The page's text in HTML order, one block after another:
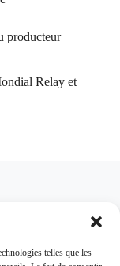
telles que les
producteur
Relay et